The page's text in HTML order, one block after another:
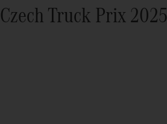
Czech Truck Prix 2025